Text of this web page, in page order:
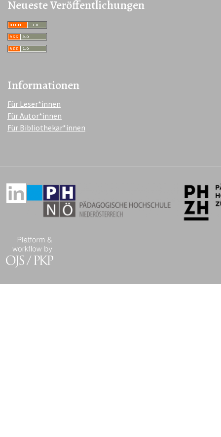
Neueste Veröffentlichungen
Informationen
Für Leser*innen
Für Autor*innen
Für Bibliothekar*innen